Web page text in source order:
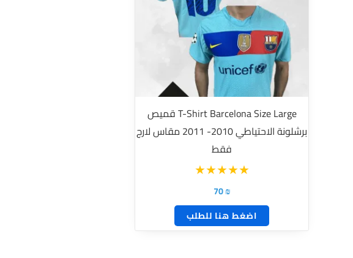
T-Shirt Barcelona Size Large قميص
برشلونة الاحتياطي 2010- 2011 مقاس لارج
فقط
70₪
اضغط هنا للطلب